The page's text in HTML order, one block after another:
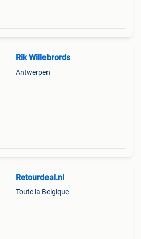
Rik Willebrords
Antwerpen
Retourdeal.nl
Toute la Belgique